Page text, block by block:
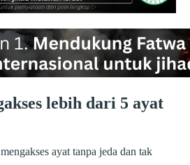
lebih dari 5 ayat
ayat tanpa jeda dan tak